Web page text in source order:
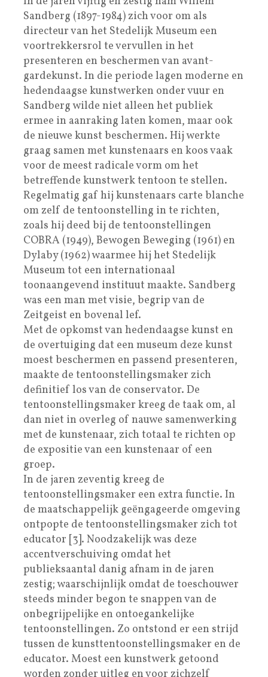
Sandberg (1897-1984) zich voor om als
directeur van het Stedelijk Museum een
voortrekkersrol te vervullen in het
presenteren en beschermen van avant-
gardekunst. In die periode lagen moderne en
hedendaagse kunstwerken onder vuur en
Sandberg wilde niet alleen het publiek
ermee in aanraking laten komen, maar ook
de nieuwe kunst beschermen. Hij werkte
graag samen met kunstenaars en koos vaak
voor de meest radicale vorm om het
betreffende kunstwerk tentoon te stellen.
Regelmatig gaf hij kunstenaars carte blanche
om zelf de tentoonstelling in te richten,
zoals hij deed bij de tentoonstellingen
COBRA (1949), Bewogen Beweging (1961) en
Dylaby (1962) waarmee hij het Stedelijk
Museum tot een internationaal
toonaangevend instituut maakte. Sandberg
was een man met visie, begrip van de
Zeitgeist en bovenal lef.
Met de opkomst van hedendaagse kunst en
de overtuiging dat een museum deze kunst
moest beschermen en passend presenteren,
maakte de tentoonstellingsmaker zich
definitief los van de conservator. De
tentoonstellingsmaker kreeg de taak om, al
dan niet in overleg of nauwe samenwerking
met de kunstenaar, zich totaal te richten op
de expositie van een kunstenaar of een
groep.
In de jaren zeventig kreeg de
tentoonstellingsmaker een extra functie. In
de maatschappelijk geëngageerde omgeving
ontpopte de tentoonstellingsmaker zich tot
educator [3]. Noodzakelijk was deze
accentverschuiving omdat het
publieksaantal danig afnam in de jaren
zestig; waarschijnlijk omdat de toeschouwer
steeds minder begon te snappen van de
onbegrijpelijke en ontoegankelijke
tentoonstellingen. Zo ontstond er een strijd
tussen de kunsttentoonstellingsmaker en de
educator. Moest een kunstwerk getoond